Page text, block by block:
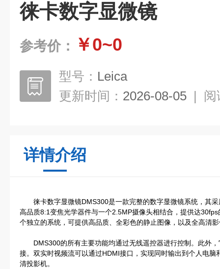
徕卡数字显微镜
参考价： ￥0~0
型号： Leica
更新时间： 2026-08-05 | 阅
详情介绍
徕卡数字显微镜DMS300是一款完整的数字显微镜系统，其采
高品质8:1变焦光学器件与一个2.5MP摄像头相结合，提供达
个独立的系统，可提供高品质、全彩色的静止图像，以及全高清
DMS300的所有主要功能均通过无线遥控器进行控制。此外，
接。双实时视频流可以通过HDMI接口，实现同时输出到个人电
清投影机。